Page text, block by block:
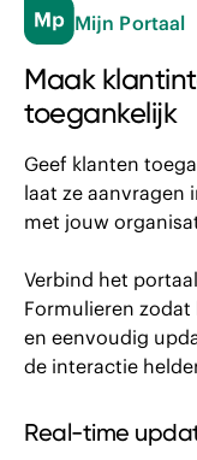
Mijn Portaal
Maak
to egankelijk
Geef klanten
laat ze aanvragen
met jouw
Verbind het
Formulieren
en eenvoudig
de interactie
Real-time up